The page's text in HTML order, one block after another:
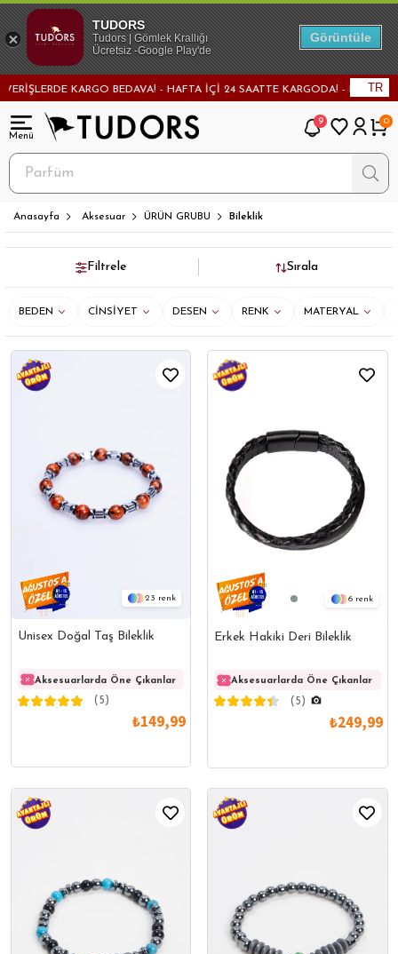
BEDAVA! - HAFTA İÇİ 24 SAATTE KARGODA! - MAĞAZADAN DEĞİŞİM VE
TR
9 0
Anasayfa Aksesuar ÜRÜN GRUBU Bileklik
Filtrele Sırala
BEDEN CİNSİYET DESEN RENK MATERYAL
23
Unisex Doğal Taş Bileklik
Aksesuarlarda Öne Çıkanlar Aksesuarlarda Öne Çıkanlar
(5)
₺149,99
6
Erkek Hakiki Deri Bileklik
Aksesuarlarda Öne Çıkanlar
(5)
₺249,99
TUDORS
Tudors | Gömlek Krallığı
Ücretsiz -Google Play'de
Görüntüle